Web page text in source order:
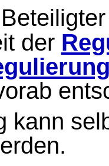
der
kann